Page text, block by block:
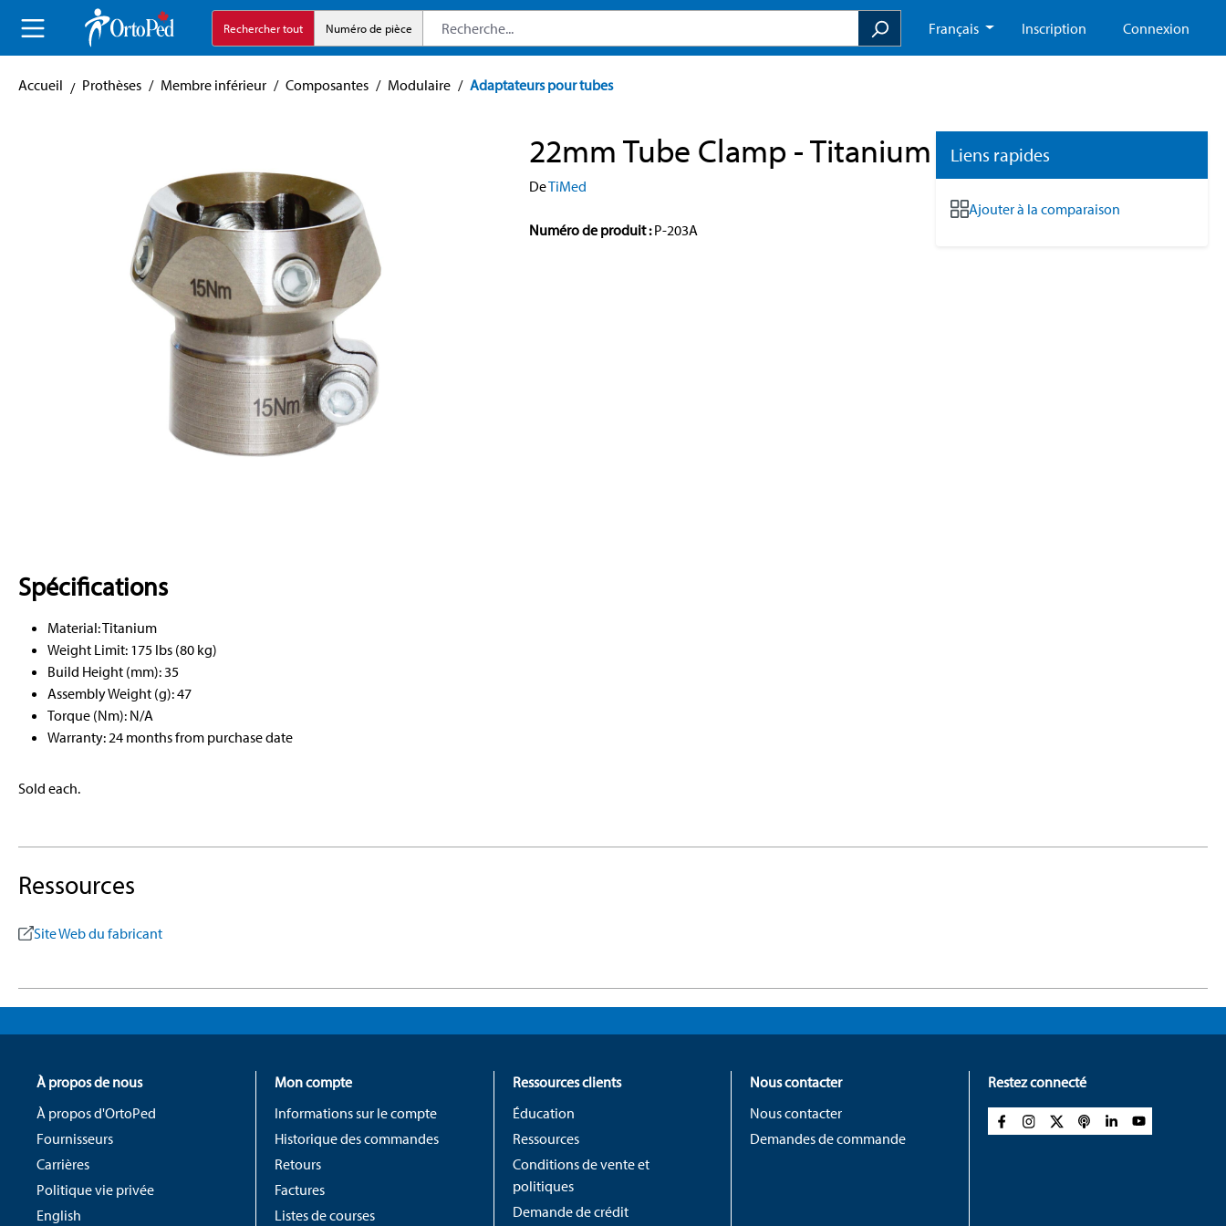
Aller à la navigation principaleRechercher tout Numéro de pièce Français Inscription Connexion
Accueil Prothèses / Membre inférieur / Composantes / Modulaire / Adaptateurs pour tubes
22mm Tube Clamp - Titanium
DeTiMed
Numéro de produit :P-203A
Liens rapides
Ajouter à la comparaison
Spécifications
Material: Titanium
Weight Limit: 175 lbs (80 kg)
Build Height (mm): 35
Assembly Weight (g): 47
Torque (Nm): N/A
Warranty: 24 months from purchase date
Sold each.
Ressources
Site Web du fabricant
À propos de nous
À propos d'OrtoPed
Fournisseurs
Carrières
Politique vie privée
English
Mon compte
Informations sur le compte
Historique des commandes
Retours
Factures
Listes de courses
Ressources clients
Éducation
Ressources
Conditions de vente et
politiques
Demande de crédit
Nous contacter
Nous contacter
Demandes de commande
Restez connecté